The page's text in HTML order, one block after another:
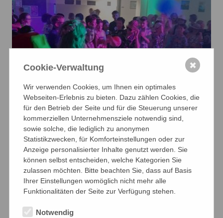
Cookie-Verwaltung
Wir verwenden Cookies, um Ihnen ein optimales
Webseiten-Erlebnis zu bieten. Dazu zählen Cookies, die
für den Betrieb der Seite und für die Steuerung unserer
kommerziellen Unternehmensziele notwendig sind,
sowie solche, die lediglich zu anonymen
Statistikzwecken, für Komforteinstellungen oder zur
Anzeige personalisierter Inhalte genutzt werden. Sie
können selbst entscheiden, welche Kategorien Sie
zulassen möchten. Bitte beachten Sie, dass auf Basis
Ihrer Einstellungen womöglich nicht mehr alle
Funktionalitäten der Seite zur Verfügung stehen.
Notwendig
✖